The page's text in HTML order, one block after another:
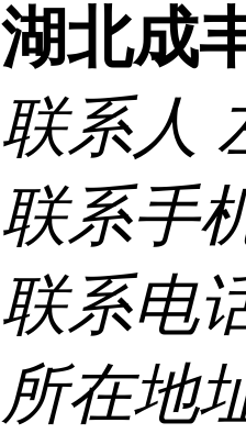
湖北成
联系人
联系手
联系电
所在地